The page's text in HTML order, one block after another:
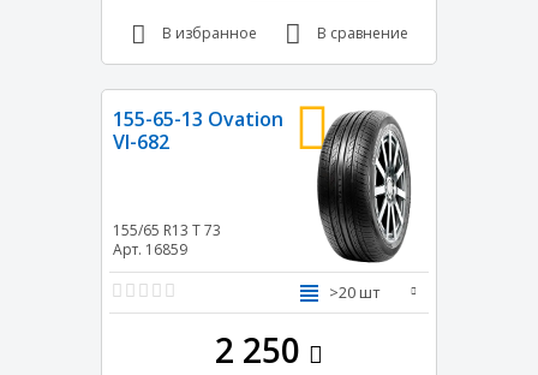
В избранное В сравнение
155-65-13 Ovation
VI-682
155/65 R13 T73
Арт. 16859
>20 шт
2 250